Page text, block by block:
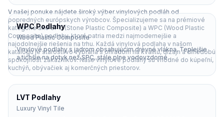
V našej ponuke nájdete široký výber vinylových podláh od
popredných európskych výrobcov. Špecializujeme sa na prémiové
kategórie akoSPC (Stone Plastic Composite) a WPC (Wood Plastic
Composite)podlahy, ktoré patria medzi najmodernejšie a
najodolnejšie riešenia na trhu. Každá vinylová podlaha v našom
katalógu je starostlivo vybraná s ohľadom na kvalitu, dizajn a dlhodobú
spokojnosť zákazníkov. Naše vinylové podlahy sú vhodné do kúpeľní,
kuchýň, obývačiek aj komerčných priestorov.
WPC Podlahy
Wood Plastic Composite
Vinylové podlahy s jadrom obsahujúcim drevné vlákna. Teplejšie
a tichšie na dotyk než SPC, stále plne vodovzdorné.
LVT Podlahy
Luxury Vinyl Tile